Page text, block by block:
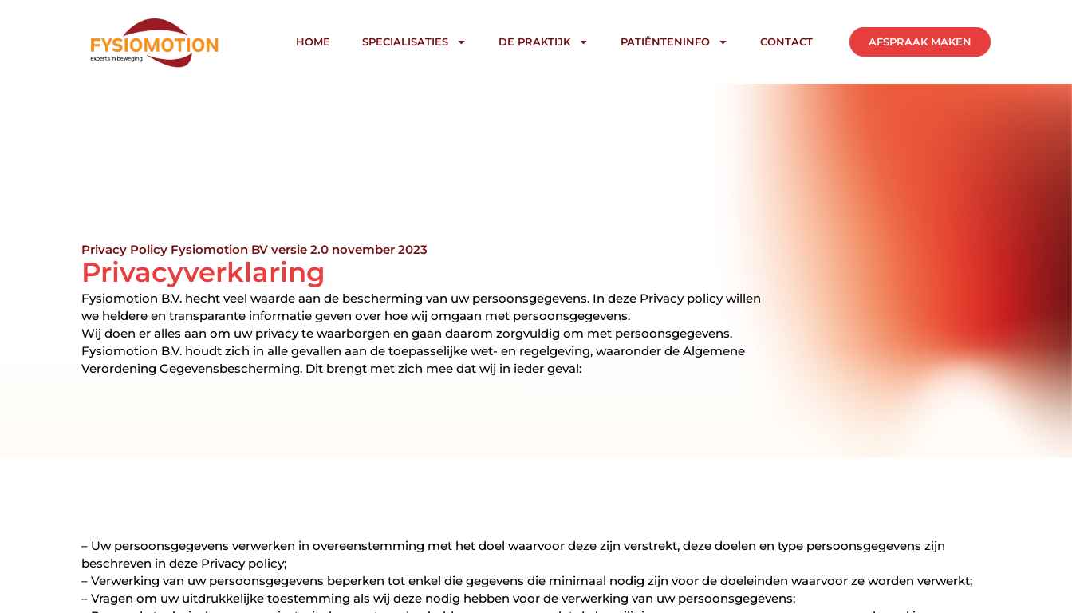
HOME SPECIALISATIES DE PRAKTIJK PATIËNTENINFO CONTACT AFSPRAAK MAKEN
Privacy Policy Fysiomotion BV versie 2.0 november 2023
Privacyverklaring
Fysiomotion B.V. hecht veel waarde aan de bescherming van uw persoonsgegevens. In deze Privacy policy willen
we heldere en transparante informatie geven over hoe wij omgaan met persoonsgegevens.
Wij doen er alles aan om uw privacy te waarborgen en gaan daarom zorgvuldig om met persoonsgegevens.
Fysiomotion B.V. houdt zich in alle gevallen aan de toepasselijke wet- en regelgeving, waaronder de Algemene
Verordening Gegevensbescherming. Dit brengt met zich mee dat wij in ieder geval:
– Uw persoonsgegevens verwerken in overeenstemming met het doel waarvoor deze zijn verstrekt, deze doelen en type persoonsgegevens zijn
beschreven in deze Privacy policy;
– Verwerking van uw persoonsgegevens beperken tot enkel die gegevens die minimaal nodig zijn voor de doeleinden waarvoor ze worden verwerkt;
– Vragen om uw uitdrukkelijke toestemming als wij deze nodig hebben voor de verwerking van uw persoonsgegevens;